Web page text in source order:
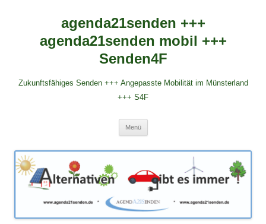
agenda21senden +++
agenda21senden mobil +++
Senden4F
Zukunftsfähiges Senden +++ Angepasste Mobilität im Münsterland
+++ S4F
Menü